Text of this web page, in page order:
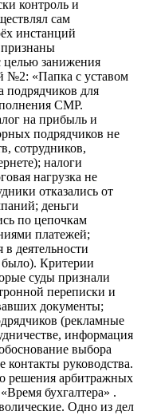
контроль и
сам
инстанций
занижения
№2: «Папка с уставом
подрядчиков для
СМР.
на прибыль и
подрядчиков не
сотрудников,
налоги
нагрузка не
отказались от
деньги
по цепочкам
платежей;
в деятельности
было). Критерии
суды признали
переписки и
документы;
(рекламные
информация
выбора
контакты руководства.
решения арбитражных
бухгалтера» .
Одно из дел